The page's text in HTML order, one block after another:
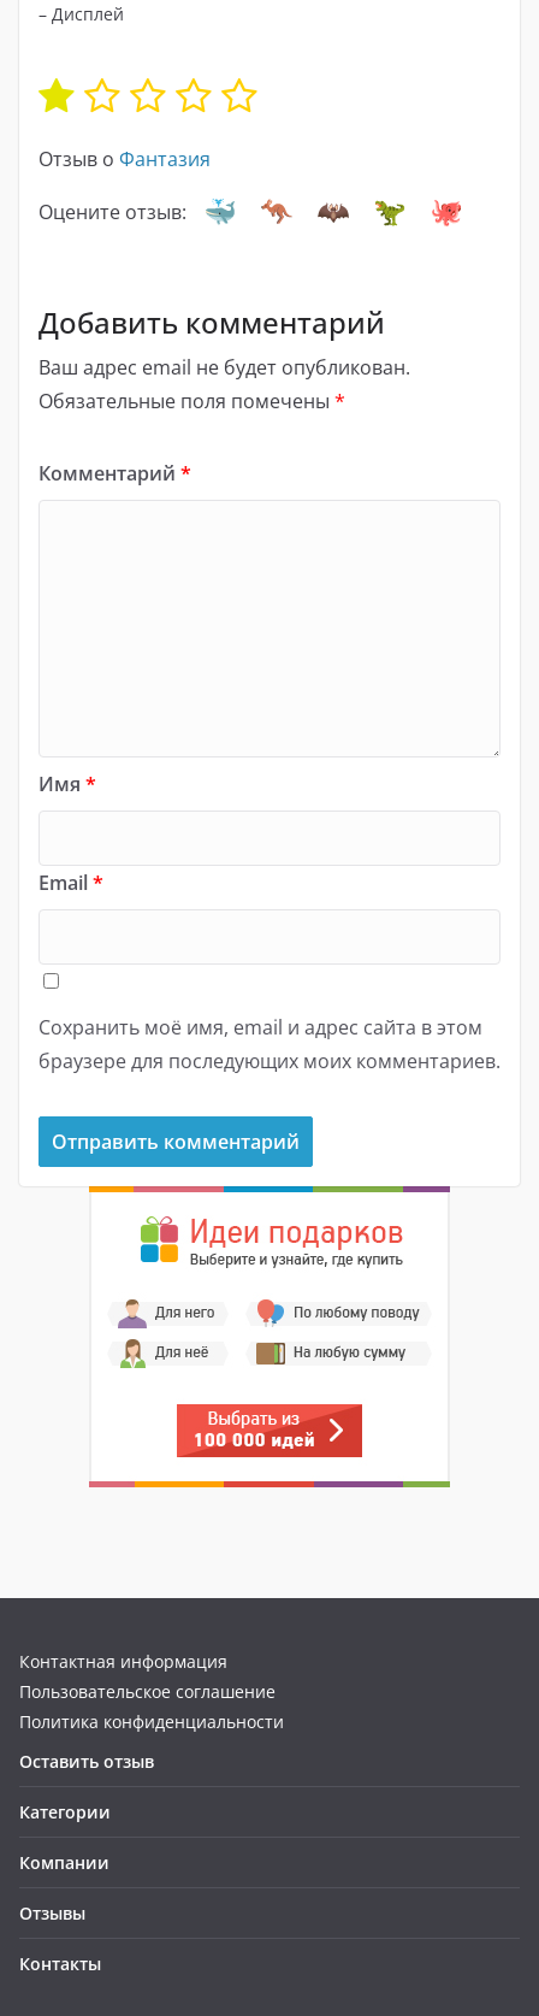
– Дисплей
Отзыв о Фантазия
Оцените отзыв:
Добавить комментарий
Ваш адрес email не будет опубликован.
Обязательные поля помечены *
Комментарий *
Имя *
Email*
Сохранить моё имя, email и адрес сайта в этом
браузере для последующих моих комментариев.
Контактная информация
Пользовательское соглашение
Политика конфиденциальности
Оставить отзыв
Категории
Компании
Отзывы
Контакты